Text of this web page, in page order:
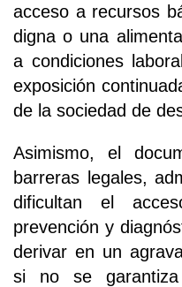
acceso a recursos
digna o una
a condiciones
exposición
de la sociedad de
Asimismo, el
barreras legales,
dificultan el
prevención y
derivar en un
si no se